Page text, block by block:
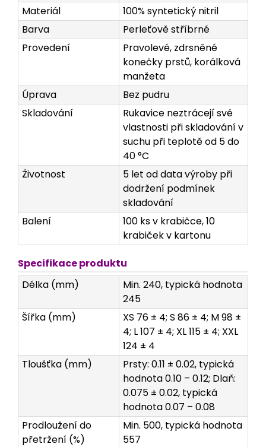
Materiál
100% syntetický nitril
Barva
Perleťově stříbrné
Provedení
Pravolevé, zdrsněné
konečky prstů, korálková
manžeta
Úprava
Bez pudru
Skladování
Rukavice neztrácejí své
vlastnosti při skladování v
suchu při teplotě od 5 do
40 °C
Životnost
5 let od data výroby při
dodržení podmínek
skladování
Balení
100 ks v krabičce, 10
krabiček v kartonu
Specifikace produktu
Délka (mm)
Min. 240, typická hodnota
245
Šířka (mm)
XS 76 ± 4; S 86 ± 4; M 98 ±
4; L 107 ± 4; XL 115 ± 4; XXL
124 ± 4
Tloušťka (mm)
Prsty: 0.11 ± 0.02, typická
hodnota 0.10 – 0.12; Dlaň:
0.075 ± 0.02, typická
hodnota 0.07 – 0.08
Prodloužení do
přetržení (%)
Min. 500, typická hodnota
557